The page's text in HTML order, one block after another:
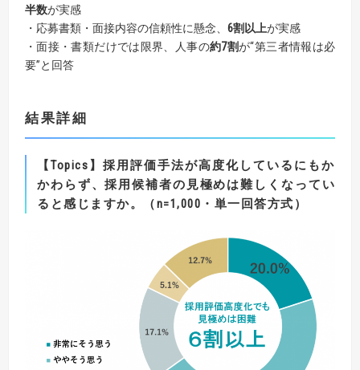
半数が実感
・応募書類・面接内容の信頼性に懸念、 6割以上が実感
・面接・書類だけでは限界、人事の約7割が“第三者情報は必
要”と回答
結果詳細
【Topics】採用評価手法が高度化しているにもか
かわらず、採用候補者の見極めは難しくなってい
ると感じますか。
（n=1,000・単一回答方式）